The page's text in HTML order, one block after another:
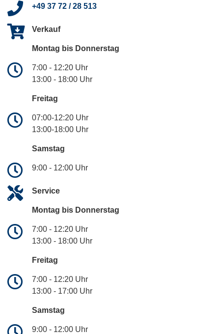
+49 37 72 / 28 513
Verkauf
Montag bis Donnerstag
7:00 - 12:20 Uhr
13:00 - 18:00 Uhr
Freitag
07:00-12:20 Uhr
13:00-18:00 Uhr
Samstag
9:00 - 12:00 Uhr
Service
Montag bis Donnerstag
7:00 - 12:20 Uhr
13:00 - 18:00 Uhr
Freitag
7:00 - 12:20 Uhr
13:00 - 17:00 Uhr
Samstag
9:00 - 12:00 Uhr